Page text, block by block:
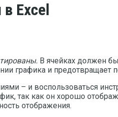
Excel
В ячейках должен
графика и
– и воспользоваться
так как он хорошо
отображения.